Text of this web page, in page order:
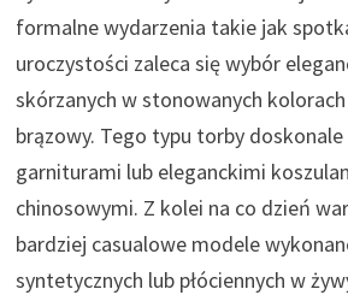
formalne wydarzenia takie jak
uroczystości zaleca się wybór
skórzanych w stonowanych
brązowy. Tego typu torby
garniturami lub eleganckimi
chinosowymi. Z kolei na co dzień
bardziej casualowe modele
syntetycznych lub płóciennych w